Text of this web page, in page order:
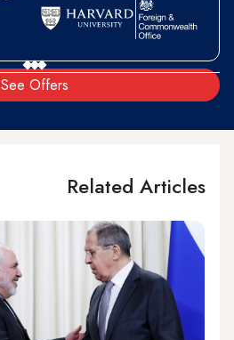
See Offers
Related Articles